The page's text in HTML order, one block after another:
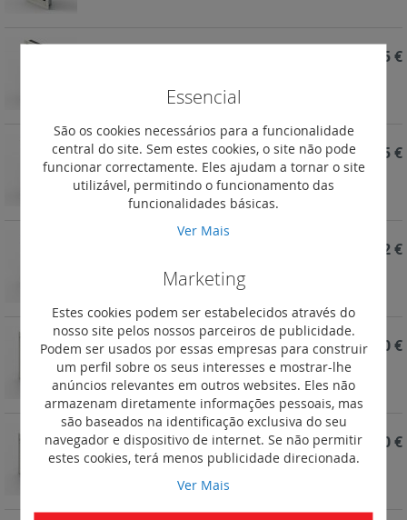
588,75 €
REF. 337225
Quadro encastrar XL3 S 160 - 5x24M
502,15 €
Quadro encastrar XL3 S 160 - 4x24M
450,22 €
REF. 337223
Quadro encastrar XL3 S 160 - 3x24M
387,90 €
REF. 337222
Quadro encastrar XL3 S 160 - 2x24M
421,60 €
Essencial
São os cookies necessários para a funcionalidade
central do site. Sem estes cookies, o site não pode
funcionar correctamente. Eles ajudam a tornar o site
utilizável, permitindo o funcionamento das
funcionalidades básicas.
Ver Mais
Marketing
Estes cookies podem ser estabelecidos através do
nosso site pelos nossos parceiros de publicidade.
Podem ser usados por essas empresas para construir
um perfil sobre os seus interesses e mostrar-lhe
anúncios relevantes em outros websites. Eles não
armazenam diretamente informações pessoais, mas
são baseados na identificação exclusiva do seu
navegador e dispositivo de internet. Se não permitir
estes cookies, terá menos publicidade direcionada.
Ver Mais